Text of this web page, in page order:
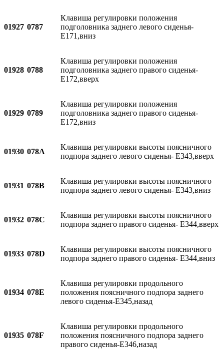
01927 0787
Клавиша регулировки положения
подголовника заднего левого сиденья-
E171,вниз
01928 0788
Клавиша регулировки положения
подголовника заднего правого сиденья-
E172,вверх
01929 0789
Клавиша регулировки положения
подголовника заднего правого сиденья-
E172,вниз
01930 078A
Клавиша регулировки высоты поясничного
подпора заднего левого сиденья- E343,вверх
01931 078B
Клавиша регулировки высоты поясничного
подпора заднего левого сиденья- E343,вниз
01932 078C
Клавиша регулировки высоты поясничного
подпора заднего правого сиденья- E344,вверх
01933 078D
Клавиша регулировки высоты поясничного
подпора заднего правого сиденья- E344,вниз
01934 078E
Клавиша регулировки продольного
положения поясничного подпора заднего
левого сиденья-E345,назад
01935 078F
Клавиша регулировки продольного
положения поясничного подпора заднего
правого сиденья-E346,назад